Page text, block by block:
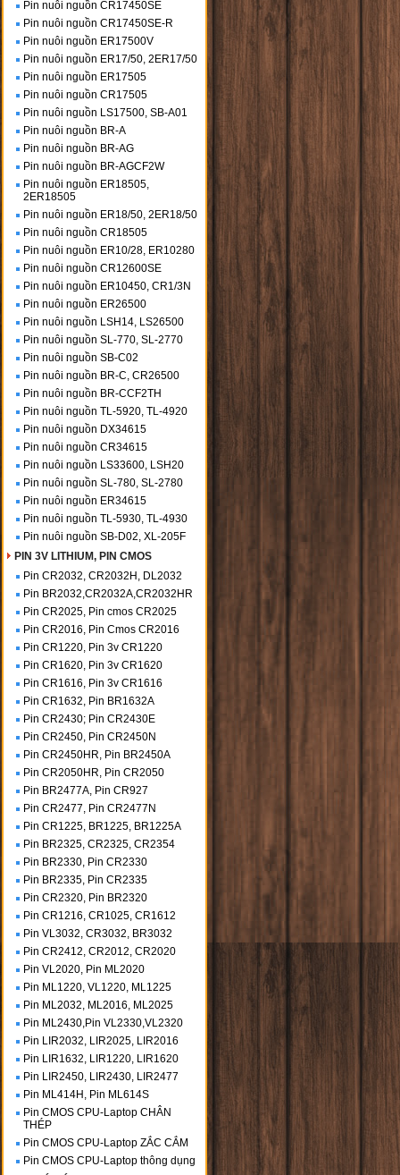
Pin nuôi nguồn CR17450SE
Pin nuôi nguồn CR17450SE-R
Pin nuôi nguồn ER17500V
Pin nuôi nguồn ER17/50, 2ER17/50
Pin nuôi nguồn ER17505
Pin nuôi nguồn CR17505
Pin nuôi nguồn LS17500, SB-A01
Pin nuôi nguồn BR-A
Pin nuôi nguồn BR-AG
Pin nuôi nguồn BR-AGCF2W
Pin nuôi nguồn ER18505,
2ER18505
Pin nuôi nguồn ER18/50, 2ER18/50
Pin nuôi nguồn CR18505
Pin nuôi nguồn ER10/28, ER10280
Pin nuôi nguồn CR12600SE
Pin nuôi nguồn ER10450, CR1/3N
Pin nuôi nguồn ER26500
Pin nuôi nguồn LSH14, LS26500
Pin nuôi nguồn SL-770, SL-2770
Pin nuôi nguồn SB-C02
Pin nuôi nguồn BR-C, CR26500
Pin nuôi nguồn BR-CCF2TH
Pin nuôi nguồn TL-5920, TL-4920
Pin nuôi nguồn DX34615
Pin nuôi nguồn CR34615
Pin nuôi nguồn LS33600, LSH20
Pin nuôi nguồn SL-780, SL-2780
Pin nuôi nguồn ER34615
Pin nuôi nguồn TL-5930, TL-4930
Pin nuôi nguồn SB-D02, XL-205F
PIN 3V LITHIUM, PIN CMOS
Pin CR2032, CR2032H, DL2032
Pin BR2032,CR2032A,CR2032HR
Pin CR2025, Pin cmos CR2025
Pin CR2016, Pin Cmos CR2016
Pin CR1220, Pin 3v CR1220
Pin CR1620, Pin 3v CR1620
Pin CR1616, Pin 3v CR1616
Pin CR1632, Pin BR1632A
Pin CR2430; Pin CR2430E
Pin CR2450, Pin CR2450N
Pin CR2450HR, Pin BR2450A
Pin CR2050HR, Pin CR2050
Pin BR2477A, Pin CR927
Pin CR2477, Pin CR2477N
Pin CR1225, BR1225, BR1225A
Pin BR2325, CR2325, CR2354
Pin BR2330, Pin CR2330
Pin BR2335, Pin CR2335
Pin CR2320, Pin BR2320
Pin CR1216, CR1025, CR1612
Pin VL3032, CR3032, BR3032
Pin CR2412, CR2012, CR2020
Pin VL2020, Pin ML2020
Pin ML1220, VL1220, ML1225
Pin ML2032, ML2016, ML2025
Pin ML2430,Pin VL2330,VL2320
Pin LIR2032, LIR2025, LIR2016
Pin LIR1632, LIR1220, LIR1620
Pin LIR2450, LIR2430, LIR2477
Pin ML414H, Pin ML614S
Pin CMOS CPU-Laptop CHÂN
THÉP
Pin CMOS CPU-Laptop ZẮC CẮM
Pin CMOS CPU-Laptop thông dụng